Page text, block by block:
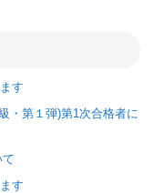
す
・第１弾)第1次合格者に
す